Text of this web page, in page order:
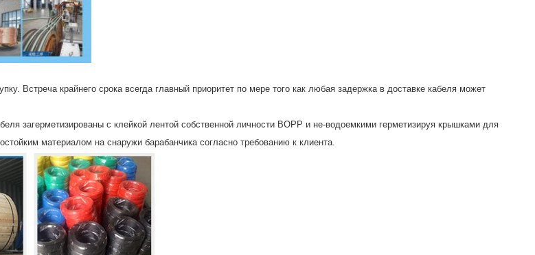
Встреча крайнего срока всегда главный приоритет по мере того как любая задержка в доставке кабеля может
загерметизированы с клейкой лентой собственной личности BOPP и не-водоемкими герметизируя крышками для
материалом на снаружи барабанчика согласно требованию к клиента.